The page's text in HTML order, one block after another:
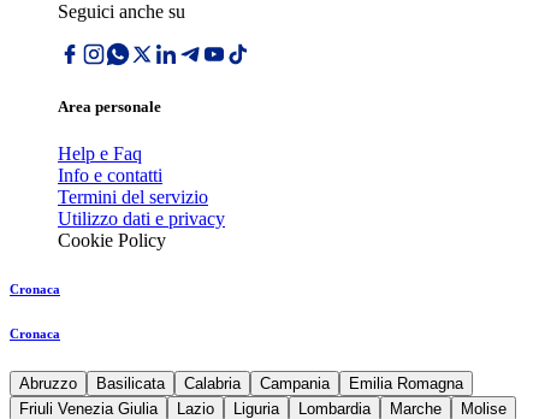
Seguici anche su
Area personale
Help e Faq
Info e contatti
Termini del servizio
Utilizzo dati e privacy
Cookie Policy
Cronaca
Cronaca
Abruzzo Basilicata Calabria Campania
Emilia Romagna
Friuli Venezia Giulia
Lazio Liguria Lombardia Marche
Molise